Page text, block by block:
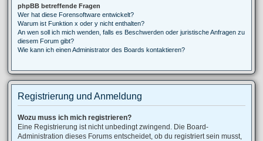
phpBB betreffende Fragen
Wer hat diese Forensoftware entwickelt?
Warum ist Funktion x oder y nicht enthalten?
An wen soll ich mich wenden, falls es Beschwerden oder juristische Anfragen zu
diesem Forum gibt?
Wie kann ich einen Administrator des Boards kontaktieren?
Registrierung und Anmeldung
Wozu muss ich mich registrieren?
Eine Registrierung ist nicht unbedingt zwingend. Die Board-
Administration dieses Forums entscheidet, ob du registriert sein musst,